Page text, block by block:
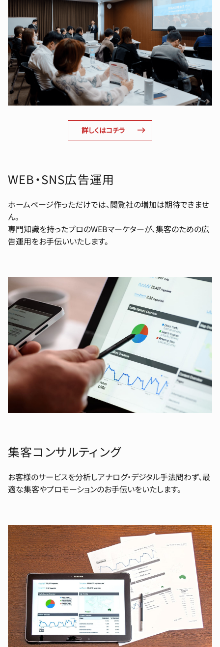
詳しくはコチラ
WEB・SNS広告運用
ホームページ作っただけでは、閲覧社の増加は期待できませ
ん。
専門知識を持ったプロのWEBマーケターが、集客のための広
告運用をお手伝いいたします。
集客コンサルティング
お客様のサービスを分析しアナログ・デジタル手法問わず、最
適な集客やプロモーションのお手伝いをいたします。